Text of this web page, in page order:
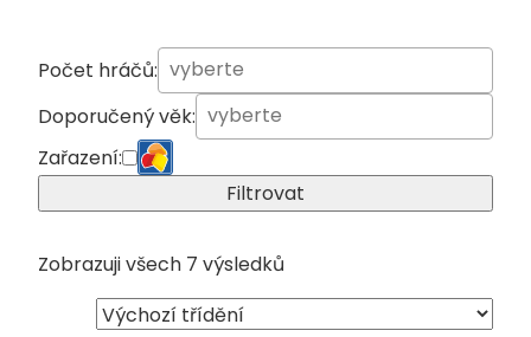
Počet hráčů:
Doporučený věk:
Zařazení:
Filtrovat
Zobrazuji všech 7 výsledků